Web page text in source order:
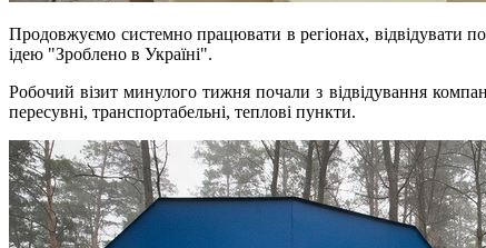
Продовжуємо системно працювати в регіонах, відвідувати
ідею "Зроблено в Україні".
Робочий візит минулого тижня почали з відвідування
пересувні, транспортабельні, теплові пункти.